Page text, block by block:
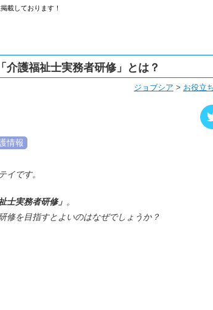
載しております！
介護福祉士実務者研修」とは？
ジョブシア > お役立
情報
イです。
士実務者研修」 。
修を目指すとよいのはなぜでしょうか？